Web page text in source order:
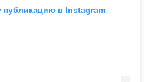
публикацию в Instagram